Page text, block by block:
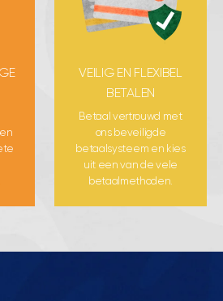
VEILIG EN FLEXIBEL
BETALEN
Betaal vertrouwd met
ons beveiligde
betaalsysteem en kies
uit een van de vele
betaalmethoden.